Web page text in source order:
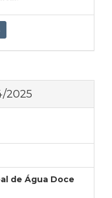
2025
de Água Doce